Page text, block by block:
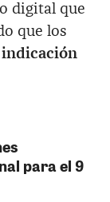
digital que
que los
indicación
para el 9